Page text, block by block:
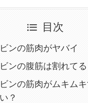
目次
ンの筋肉がヤバイ
ンの腹筋は割れてる
ンの筋肉がムキム
？